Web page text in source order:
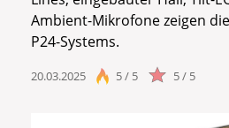
Ambient-Mikrofone zeigen
P24-Systems.
20.03.2025 5 / 5 5 / 5